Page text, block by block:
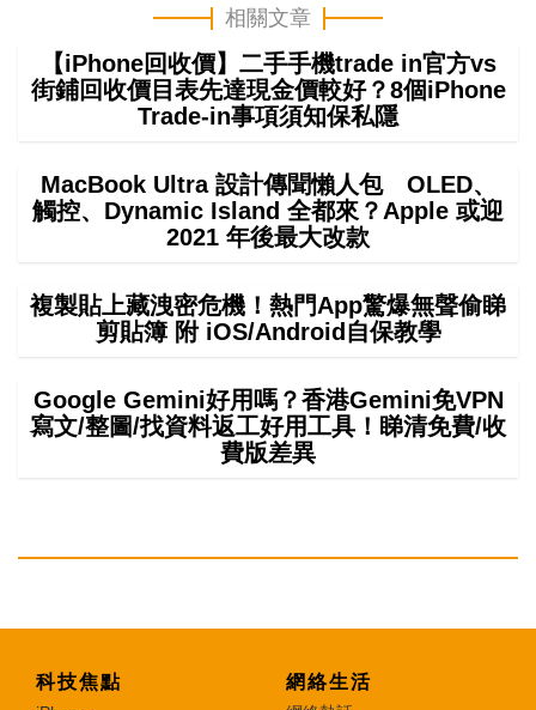
相關文章
【iPhone回收價】二手手機trade in官方vs
街鋪回收價目表先達現金價較好？8個iPhone
Trade-in事項須知保私隱
MacBook Ultra 設計傳聞懶人包 OLED、
觸控、Dynamic Island 全都來？Apple 或迎
2021 年後最大改款
複製貼上藏洩密危機！熱門App驚爆無聲偷睇
剪貼簿 附 iOS/Android自保教學
Google Gemini好用嗎？香港Gemini免VPN
寫文/整圖/找資料返工好用工具！睇清免費/收
費版差異
科技焦點 網絡生活